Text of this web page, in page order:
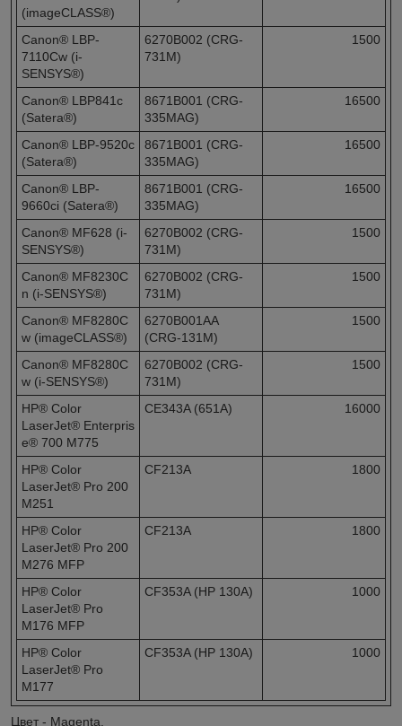
(imageCLASS®)
Canon® LBP-
7110Cw (i-
SENSYS®)
6270B002 (CRG-
731M)
1500
Canon® LBP841c
(Satera®)
8671B001 (CRG-
335MAG)
16500
Canon® LBP-9520c
(Satera®)
8671B001 (CRG-
335MAG)
16500
Canon® LBP-
9660ci (Satera®)
8671B001 (CRG-
335MAG)
16500
Canon® MF628 (i-
SENSYS®)
6270B002 (CRG-
731M)
1500
Canon® MF8230C
n (i-SENSYS®)
6270B002 (CRG-
731M)
1500
Canon® MF8280C
w (imageCLASS®)
6270B001AA
(CRG-131M)
1500
Canon® MF8280C
w (i-SENSYS®)
6270B002 (CRG-
731M)
1500
HP® Color
LaserJet® Enterpris
e® 700 M775
CE343A (651A) 16000
HP® Color
LaserJet® Pro 200
M251
CF213A 1800
HP® Color
LaserJet® Pro 200
M276 MFP
CF213A 1800
HP® Color
LaserJet® Pro
M176 MFP
CF353A (HP 130A) 1000
HP® Color
LaserJet® Pro
M177
CF353A (HP 130A) 1000
Цвет - Magenta.